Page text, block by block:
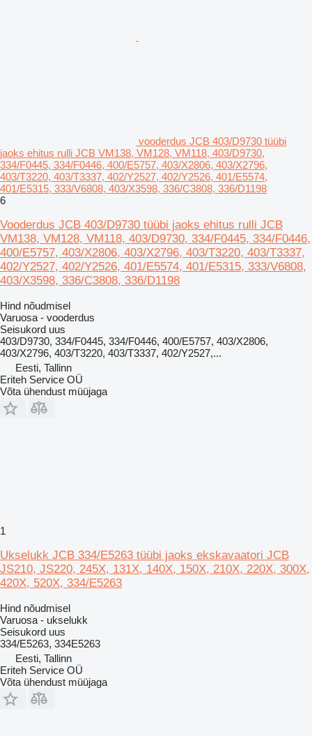
vooderdus JCB 403/D9730 tüübi
jaoks ehitus rulli JCB VM138, VM128, VM118, 403/D9730,
334/F0445, 334/F0446, 400/E5757, 403/X2806, 403/X2796,
403/T3220, 403/T3337, 402/Y2527, 402/Y2526, 401/E5574,
401/E5315, 333/V6808, 403/X3598, 336/C3808, 336/D1198
6
Vooderdus JCB 403/D9730 tüübi jaoks ehitus rulli JCB
VM138, VM128, VM118, 403/D9730, 334/F0445, 334/F0446,
400/E5757, 403/X2806, 403/X2796, 403/T3220, 403/T3337,
402/Y2527, 402/Y2526, 401/E5574, 401/E5315, 333/V6808,
403/X3598, 336/C3808, 336/D1198
Hind nõudmisel
Varuosa - vooderdus
Seisukord uus
403/D9730, 334/F0445, 334/F0446, 400/E5757, 403/X2806,
403/X2796, 403/T3220, 403/T3337, 402/Y2527,...
Eesti, Tallinn
Eriteh Service OÜ
Võta ühendust müüjaga
1
Ukselukk JCB 334/E5263 tüübi jaoks ekskavaatori JCB
JS210, JS220, 245X, 131X, 140X, 150X, 210X, 220X, 300X,
420X, 520X, 334/E5263
Hind nõudmisel
Varuosa - ukselukk
Seisukord uus
334/E5263, 334E5263
Eesti, Tallinn
Eriteh Service OÜ
Võta ühendust müüjaga